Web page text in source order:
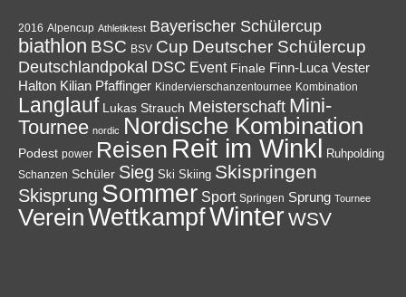
2016 Alpencup Athletiktest Bayerischer Schülercup
biathlon BSC BSV Cup Deutscher Schülercup
Deutschlandpokal DSC Event Finale Finn-Luca Vester
Halton Kilian Pfaffinger Kindervierschanzentournee Kombination
Langlauf Lukas Strauch Meisterschaft Mini-
Tournee nordic Nordische Kombination
Podest power Reisen Reit im Winkl Ruhpolding
Schanzen Schüler Sieg Ski Skiing Skispringen
Skisprung Sommer Sport Springen Sprung Tournee
VereinWettkampfWinterWSV